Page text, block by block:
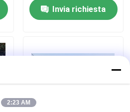
Invia richiesta
2:23 AM